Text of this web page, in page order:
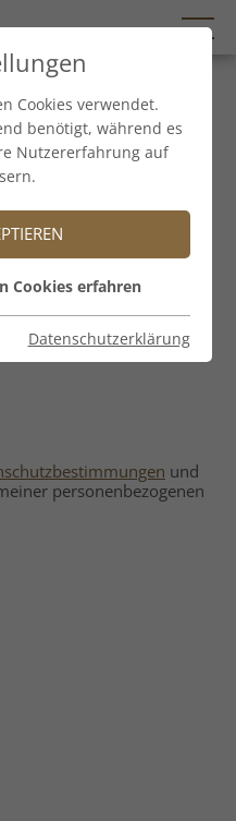
und
personenbezogenen
Cookies verwendet.
benötigt, während es
Nutzererfahrung auf
Cookies erfahren
Datenschutzerklärung